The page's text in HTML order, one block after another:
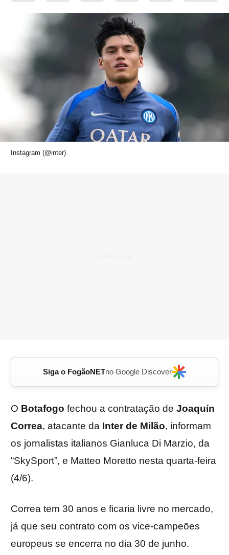
Instagram (@inter)
Siga o FogãoNETno Google Discover
O Botafogo fechou a contratação de Joaquín
Correa, atacante da Inter de Milão, informam
os jornalistas italianos Gianluca Di Marzio, da
“SkySport”, e Matteo Moretto nesta quarta-feira
(4/6).
Correa tem 30 anos e ficaria livre no mercado,
já que seu contrato com os vice-campeões
europeus se encerra no dia 30 de junho.